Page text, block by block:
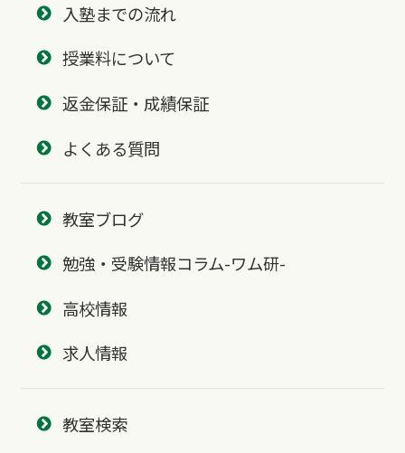
入塾までの流れ
授業料について
返金保証・成績保証
よくある質問
教室ブログ
勉強・受験情報コラム-ワム研-
高校情報
求人情報
教室検索